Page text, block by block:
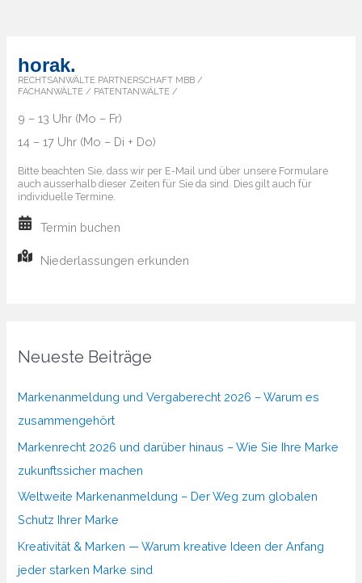
die
Markenländer
horak.
RECHTSANWÄLTE PARTNERSCHAFT MBB /
FACHANWÄLTE / PATENTANWÄLTE /
9 – 13 Uhr (Mo – Fr)
14 – 17 Uhr (Mo – Di + Do)
Bitte beachten Sie, dass wir per E-Mail und über unsere Formulare
auch ausserhalb dieser Zeiten für Sie da sind. Dies gilt auch für
individuelle Termine.
Termin buchen
Niederlassungen erkunden
Neueste Beiträge
Markenanmeldung und Vergaberecht 2026 – Warum es
zusammengehört
Markenrecht 2026 und darüber hinaus – Wie Sie Ihre Marke
zukunftssicher machen
Weltweite Markenanmeldung – Der Weg zum globalen
Schutz Ihrer Marke
Kreativität & Marken — Warum kreative Ideen der Anfang
jeder starken Marke sind